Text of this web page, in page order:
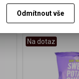
Na dotaz
Odmítnout vše